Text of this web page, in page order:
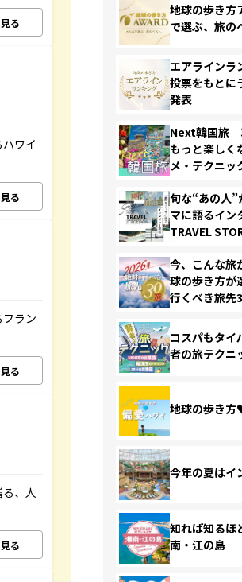
る
ワイ
る
ラン
る
、人
る
地球の歩き
で選ぶ、旅の
エアライン
投票をもとに
発表
Next韓国旅
もっと楽しく
メ・テクニッ
旬な“あの人”
マに語るイン
TRAVEL
今、こんな旅
球の歩き方が
行くべき旅先
コスパもタイ
者の旅テクニ
地球の歩き
今年の夏はイ
知れば知るほ
南・江の島